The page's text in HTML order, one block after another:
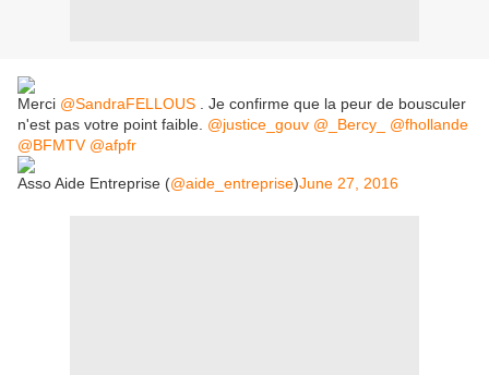
Merci @SandraFELLOUS . Je confirme que la peur de bousculer
n'est pas votre point faible. @justice_gouv @_Bercy_
@fhollande
@BFMTV @afpfr
Asso Aide Entreprise (@aide_entreprise)June 27, 2016